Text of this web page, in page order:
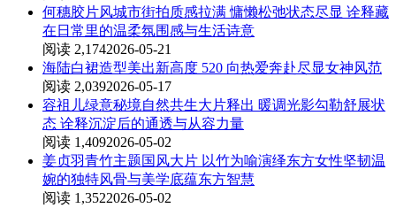
何穗胶片风城市街拍质感拉满 慵懒松弛状态尽显 诠释藏
在日常里的温柔氛围感与生活诗意
阅读 2,1742026-05-21
海陆白裙造型美出新高度 520 向热爱奔赴尽显女神风范
阅读 2,0392026-05-17
容祖儿绿意秘境自然共生大片释出 暖调光影勾勒舒展状
态 诠释沉淀后的通透与从容力量
阅读 1,4092026-05-02
姜贞羽青竹主题国风大片 以竹为喻演绎东方女性坚韧温
婉的独特风骨与美学底蕴东方智慧
阅读 1,3522026-05-02